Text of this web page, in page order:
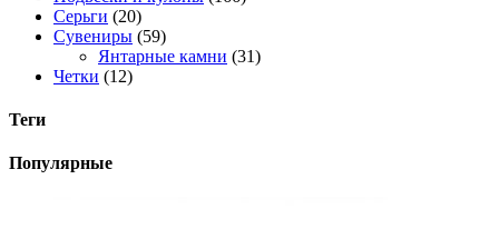
Серьги (20)
Сувениры (59)
Янтарные камни (31)
Четки (12)
Теги
Популярные